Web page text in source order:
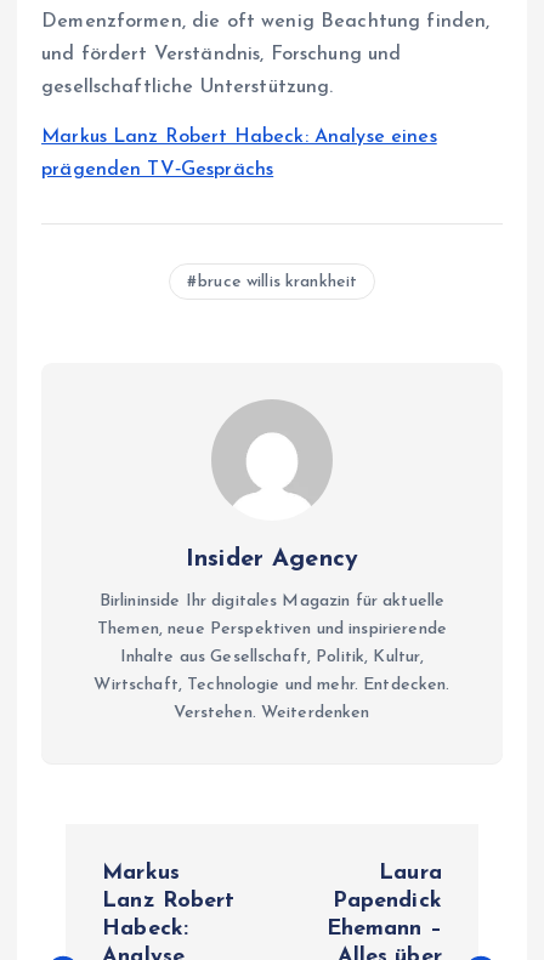
Demenzformen, die oft wenig Beachtung finden,
und fördert Verständnis, Forschung und
gesellschaftliche Unterstützung.
Markus Lanz Robert Habeck: Analyse eines
prägenden TV‑Gesprächs
bruce willis krankheit
Insider Agency
Birlininside Ihr digitales Magazin für aktuelle
Themen, neue Perspektiven und inspirierende
Inhalte aus Gesellschaft, Politik, Kultur,
Wirtschaft, Technologie und mehr. Entdecken.
Verstehen. Weiterdenken
Markus
Lanz Robert
Habeck:
Laura
Papendick
Ehemann –